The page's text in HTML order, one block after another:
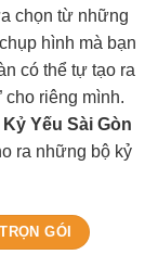
chọn từ những
hình mà bạn
có thể tự tạo ra
cho riêng mình.
Kỷ Yếu Sài Gòn
ra những bộ kỷ
GÓI